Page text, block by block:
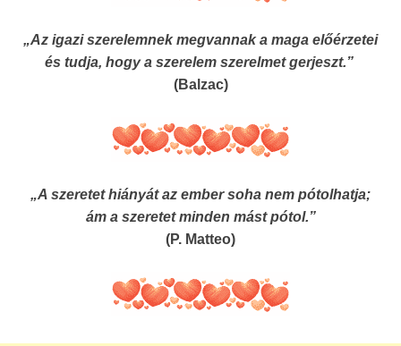
„Az igazi szerelemnek megvannak a maga előérzetei
és tudja, hogy a szerelem szerelmet gerjeszt.”
(Balzac)
„A szeretet hiányát az ember soha nem pótolhatja;
ám a szeretet minden mást pótol.”
(P. Matteo)